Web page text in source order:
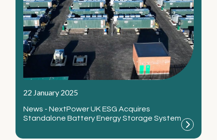
22 January 2025
News - NextPower UK ESG Acquires
Standalone Battery Energy Storage System